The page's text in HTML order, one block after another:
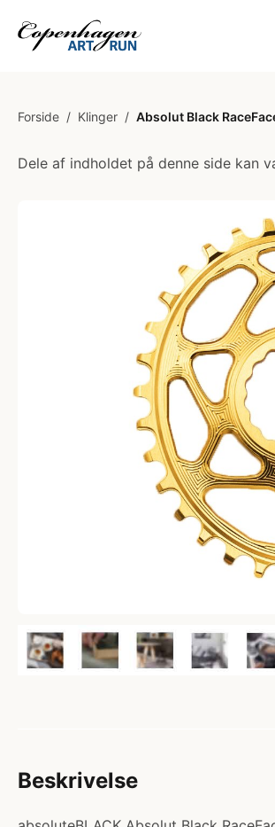
Forside / Klinger / Absolut Black
Dele af indholdet på denne side kan
Beskrivelse